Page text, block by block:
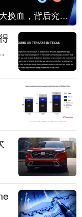
谷歌AI大换血，背后究竟发生了什么？